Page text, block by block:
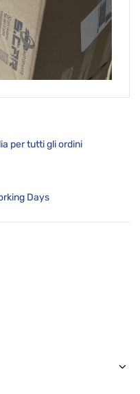
per tutti gli ordini
Days